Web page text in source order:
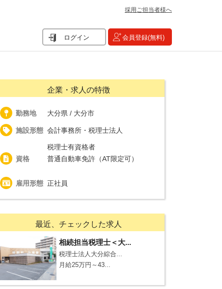
採用ご担当者様へ
ログイン 会員登録(無料)
企業・求人の特徴
勤務地 大分県 / 大分市
施設形態 会計事務所・税理士法人
資格
税理士有資格者
普通自動車免許（AT限定可）
雇用形態 正社員
最近、チェックした求人
相続担当税理士＜大...
税理士法人大分綜合...
月給25万円～43...